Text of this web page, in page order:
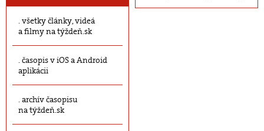
všetky články, videá
a filmy na týždeň.sk
časopis v iOS a Android
aplikácii
archív časopisu
na týždeň.sk